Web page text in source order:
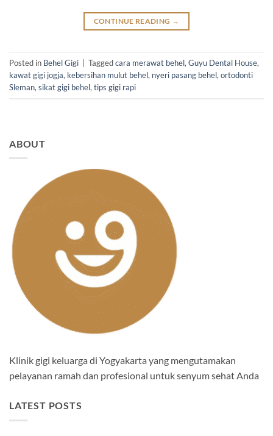
CONTINUE READING →
Posted in Behel Gigi Taggedcara merawat behel, Guyu Dental House,
kawat gigi jogja, kebersihan mulut behel, nyeri pasang behel, ortodonti
Sleman, sikat gigi behel, tips gigi rapi
ABOUT
Klinik gigi keluarga di Yogyakarta yang mengutamakan
pelayanan ramah dan profesional untuk senyum sehat Anda
LATEST POSTS